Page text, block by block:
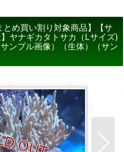
とめ買い割り対象商品】【サ
ヤナギカタトサカ（Lサイズ)
ンプル画像）（生体）（サン